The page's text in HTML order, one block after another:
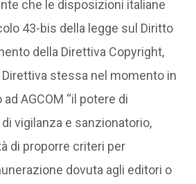
che le disposizioni italiane
43-bis della legge sul Diritto
della Direttiva Copyright,
stessa nel momento in
AGCOM “il potere di
vigilanza e sanzionatorio,
di proporre criteri per
dovuta agli editori o